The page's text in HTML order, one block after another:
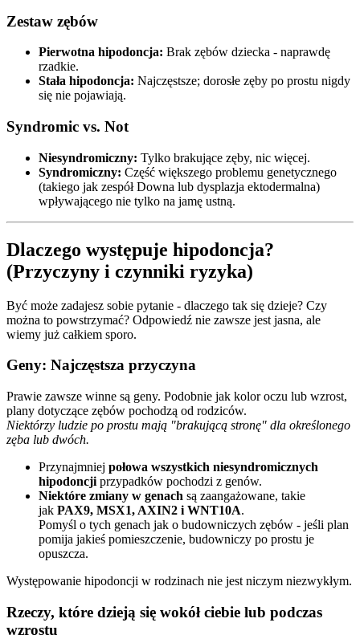
Zestaw zębów
Pierwotna hipodoncja: Brak zębów dziecka - naprawdę
rzadkie.
Stała hipodoncja: Najczęstsze; dorosłe zęby po prostu nigdy
się nie pojawiają.
Syndromic vs. Not
Niesyndromiczny: Tylko brakujące zęby, nic więcej.
Syndromiczny: Część większego problemu genetycznego
(takiego jak zespół Downa lub dysplazja ektodermalna)
wpływającego nie tylko na jamę ustną.
Dlaczego występuje hipodoncja?
(Przyczyny i czynniki ryzyka)
Być może zadajesz sobie pytanie - dlaczego tak się dzieje? Czy
można to powstrzymać? Odpowiedź nie zawsze jest jasna, ale
wiemy już całkiem sporo.
Geny: Najczęstsza przyczyna
Prawie zawsze winne są geny. Podobnie jak kolor oczu lub wzrost,
plany dotyczące zębów pochodzą od rodziców.
Niektórzy ludzie po prostu mają "brakującą stronę" dla określonego
zęba lub dwóch.
Przynajmniej połowa wszystkich niesyndromicznych
hipodoncji przypadków pochodzi z genów.
Niektóre zmiany w genach są zaangażowane, takie
jak PAX9, MSX1, AXIN2 i WNT10A.
Pomyśl o tych genach jak o budowniczych zębów - jeśli plan
pomija jakieś pomieszczenie, budowniczy po prostu je
opuszcza.
Występowanie hipodoncji w rodzinach nie jest niczym niezwykłym.
Rzeczy, które dzieją się wokół ciebie lub podczas
wzrostu